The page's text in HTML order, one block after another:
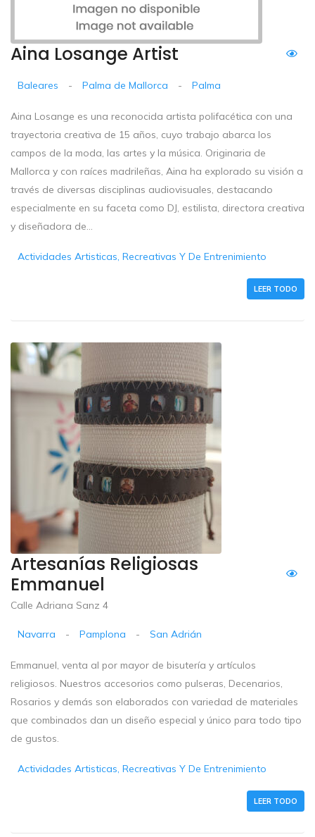
Aina Losange Artist
Baleares - Palma de Mallorca - Palma
Aina Losange es una reconocida artista polifacética con una
trayectoria creativa de 15 años, cuyo trabajo abarca los
campos de la moda, las artes y la música. Originaria de
Mallorca y con raíces madrileñas, Aina ha explorado su visión a
través de diversas disciplinas audiovisuales, destacando
especialmente en su faceta como DJ, estilista, directora creativa
y diseñadora de...
Actividades Artisticas, Recreativas Y De Entrenimiento
LEER TODO
Artesanías Religiosas
Emmanuel
Calle Adriana Sanz 4
Navarra - Pamplona - San Adrián
Emmanuel, venta al por mayor de bisutería y artículos
religiosos. Nuestros accesorios como pulseras, Decenarios,
Rosarios y demás son elaborados con variedad de materiales
que combinados dan un diseño especial y único para todo tipo
de gustos.
Actividades Artisticas, Recreativas Y De Entrenimiento
LEER TODO